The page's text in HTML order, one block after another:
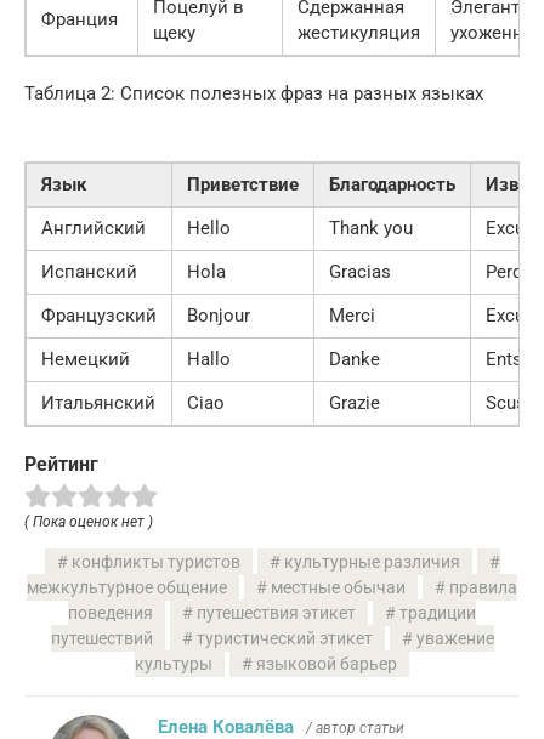
Франция
Поцелуй в
щеку
Сдержанная
жестикуляция
ухоженная
Таблица 2: Список полезных фраз на разных языках
Язык Приветствие Благодарность
Английский
Hello Thank you
Испанский
Hola Gracias
Perdón
Французский
Bonjour Merci
Немецкий
Hallo Danke
Итальянский
Ciao Grazie Scusi
Рейтинг
( Пока оценок нет )
конфликты туристов
культурные различия
межкультурное общение
местные обычаи
правила
поведения
путешествия этикет
традиции
путешествий
туристический этикет
уважение
культуры
языковой барьер
Елена Ковалёва / автор статьи